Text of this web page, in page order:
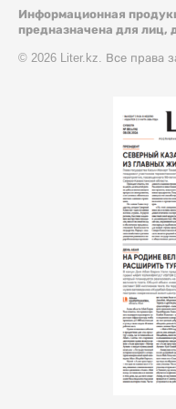
Информационная
предназначена для лиц,
© 2026 Liter.kz. Все права